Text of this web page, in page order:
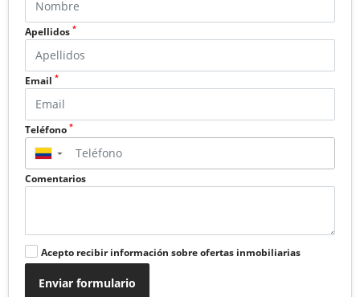
Apellidos *
Email *
Teléfono *
▼
Comentarios
Acepto recibir información sobre ofertas inmobiliarias
Enviar formulario